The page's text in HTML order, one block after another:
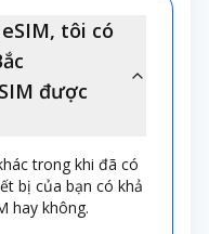
tôi có
được
trong khi đã có
bị của bạn có khả
hay không.